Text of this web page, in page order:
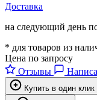
Доставка
на следующий день
* для товаров из
Цена по запросу
Отзывы
Купить в один клик